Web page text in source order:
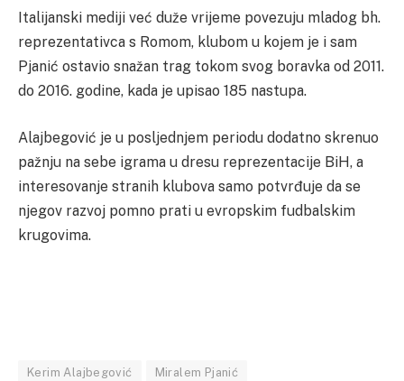
Italijanski mediji već duže vrijeme povezuju mladog bh.
reprezentativca s Romom, klubom u kojem je i sam
Pjanić ostavio snažan trag tokom svog boravka od 2011.
do 2016. godine, kada je upisao 185 nastupa.
Alajbegović je u posljednjem periodu dodatno skrenuo
pažnju na sebe igrama u dresu reprezentacije BiH, a
interesovanje stranih klubova samo potvrđuje da se
njegov razvoj pomno prati u evropskim fudbalskim
krugovima.
Kerim Alajbegović Miralem Pjanić